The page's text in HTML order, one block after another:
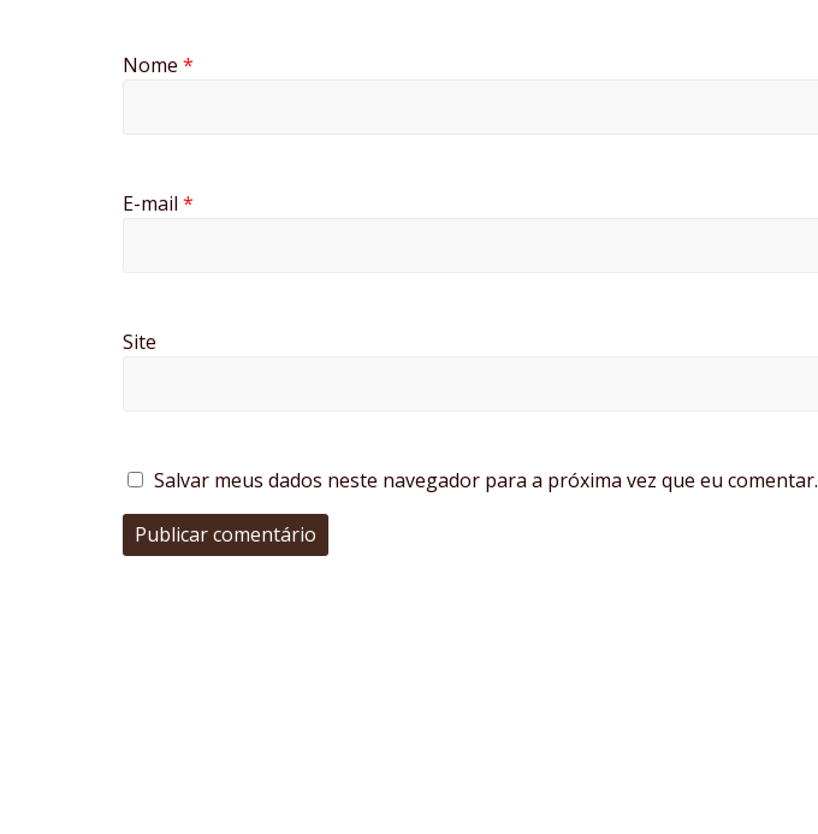
Nome *
E-mail *
Site
Salvar meus dados neste navegador para a próxima vez que eu comentar.